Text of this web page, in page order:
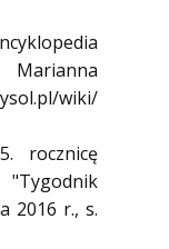
wiki/
rocznicę
2016 r., s.